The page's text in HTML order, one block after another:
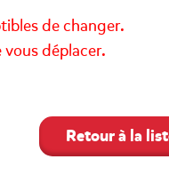
de changer.
déplacer.
Retour à la